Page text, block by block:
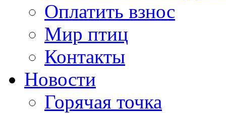
Оплатить взнос
Мир птиц
Контакты
Новости
Горячая точка